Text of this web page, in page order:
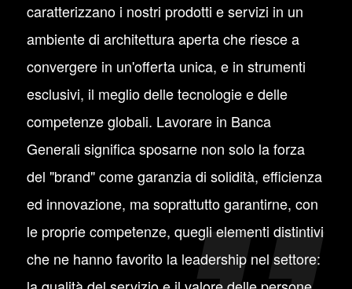
caratterizzano i nostri prodotti e servizi in un
ambiente di architettura aperta che riesce a
convergere in un'offerta unica, e in strumenti
esclusivi, il meglio delle tecnologie e delle
competenze globali. Lavorare in Banca
Generali significa sposarne non solo la forza
del "brand" come garanzia di solidità, efficienza
ed innovazione, ma soprattutto garantirne, con
le proprie competenze, quegli elementi distintivi
che ne hanno favorito la leadership nel settore: